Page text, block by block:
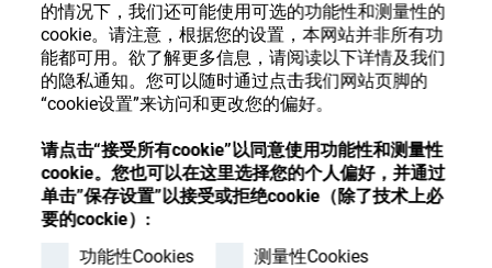
的情况下，我们还可能使用可选的功能性和测量性的
cookie。请注意，根据您的设置，本网站并非所有功
能都可用。欲了解更多信息，请阅读以下详情及我们
的隐私通知。您可以随时通过点击我们网站页脚的
“cookie设置”来访问和更改您的偏好。
请点击“接受所有cookie”以同意使用功能性和测量性
cookie。您也可以在这里选择您的个人偏好，并通过
单击”保存设置”以接受或拒绝cookie（除了技术上必
要的cockie）:
功能性Cookies
测量性Cookies
精密光学
我们是谁
加入我们
Store
Español
Français
注册或登录以访问您的帐户，并了解我们的各
种眼镜光学耗材
注册 登录